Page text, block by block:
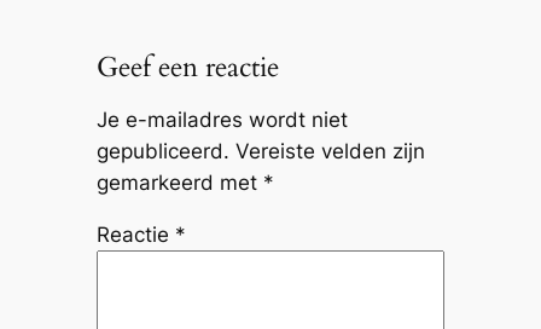
Geef een reactie
Je e-mailadres wordt niet
gepubliceerd. Vereiste velden zijn
gemarkeerd met *
Reactie *